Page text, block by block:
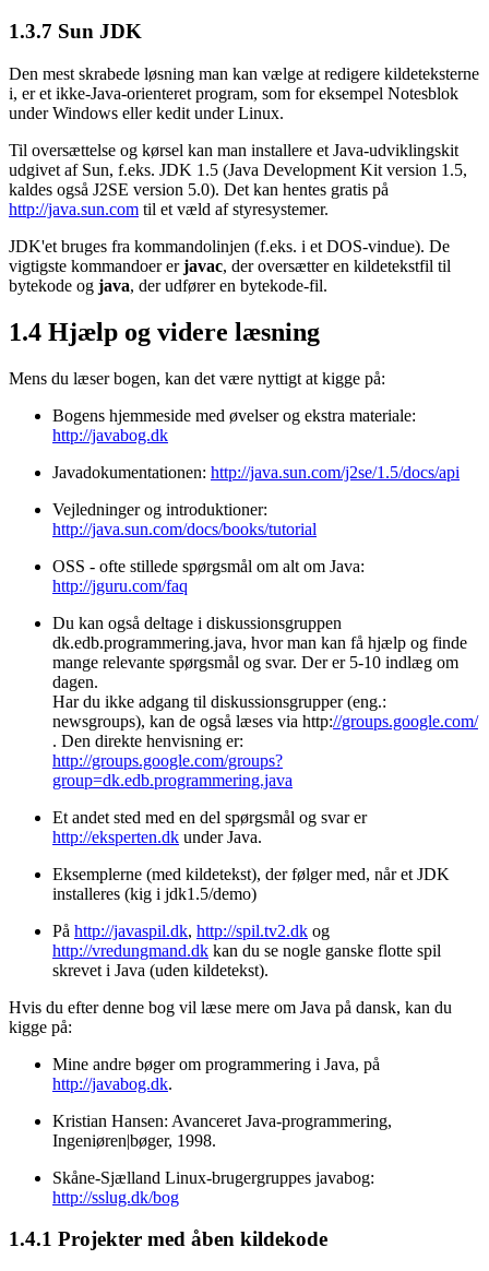
1.3.7 Sun JDK
Den mest skrabede løsning man kan vælge at redigere kildeteksterne
i, er et ikke-Java-orienteret program, som foreksempel Notesblok
under Windows eller kedit under Linux.
Til oversættelse og kørsel kan man installere et Java-udviklingskit
udgivet af Sun, f.eks. JDK 1.5 (Java Development Kit version 1.5,
kaldes også J2SE version 5.0). Det kan hentes gratis på
http://java.sun.com til et væld af styresystemer.
JDK'et bruges fra kommandolinjen (f.eks. i et DOS-vindue). De
vigtigste kommandoer erjavac, der oversætter en kildetekstfil til
bytekode og java, der udfører en bytekode-fil.
1.4 Hjælp og videre læsning
Mens du læser bogen, kan det være nyttigt at kigge på:
Bogens hjemmeside med øvelser og ekstra materiale:
http://javabog.dk
Javadokumentationen: http://java.sun.com/j2se/1.5/docs/api
Vejledninger og introduktioner:
http://java.sun.com/docs/books/tutorial
OSS - ofte stillede spørgsmål om alt om Java:
http://jguru.com/faq
Du kan også deltage i diskussionsgruppen
dk.edb.programmering.java, hvor man kan få hjælp og finde
mange relevante spørgsmål og svar. Der er 5-10 indlæg om
dagen.
Har du ikke adgang til diskussionsgrupper (eng.:
newsgroups), kan de også læses via http://groups.google.com/
. Den direkte henvisning er:
http://groups.google.com/groups?
group=dk.edb.programmering.java
Et andet sted med en del spørgsmål og svar er
http://eksperten.dk under Java.
Eksemplerne (med kildetekst), der følger med, når et JDK
installeres (kig i jdk1.5/demo)
På http://javaspil.dk, http://spil.tv2.dk og
http://vredungmand.dk kan du se nogle ganske flotte spil
skrevet i Java (uden kildetekst).
Hvis du efter denne bog vil læse mere om Java på dansk, kan du
kigge på:
Mine andre bøger om programmering i Java, på
http://javabog.dk.
Kristian Hansen: Avanceret Java-programmering,
Ingeniøren|bøger, 1998.
Skåne-Sjælland Linux-brugergruppes javabog:
http://sslug.dk/bog
1.4.1 Projekter med åben kildekode